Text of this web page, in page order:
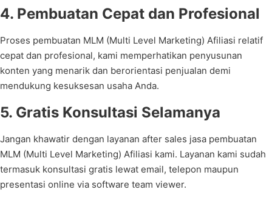
4. Pembuatan Cepat dan Profesional
Proses pembuatan MLM (Multi Level Marketing) Afiliasi relatif
cepat dan profesional, kami memperhatikan penyusunan
konten yang menarik dan berorientasi penjualan demi
mendukung kesuksesan usaha Anda.
5. Gratis Konsultasi Selamanya
Jangan khawatir dengan layanan after sales jasa pembuatan
MLM (Multi Level Marketing) Afiliasi kami. Layanan kami sudah
termasuk konsultasi gratis lewat email, telepon maupun
presentasi online via software team viewer.